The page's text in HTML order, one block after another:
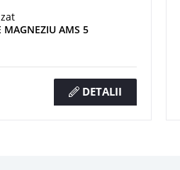
MAGNEZIU AMS 5
DETALII